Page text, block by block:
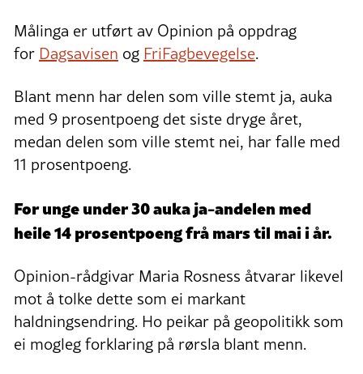
Målinga er utført av Opinion på oppdrag
for Dagsavisen og FriFagbevegelse.
Blant menn har delen som ville stemt ja, auka
med 9 prosentpoeng det siste dryge året,
medan delen som ville stemt nei, har falle med
11 prosentpoeng.
For unge under 30 auka ja-andelen med
heile 14 prosentpoeng frå mars til mai i år.
Opinion-rådgivar Maria Rosness åtvarar likevel
mot å tolke dette som ei markant
haldningsendring. Ho peikar på geopolitikk som
ei mogleg forklaring på rørsla blant menn.